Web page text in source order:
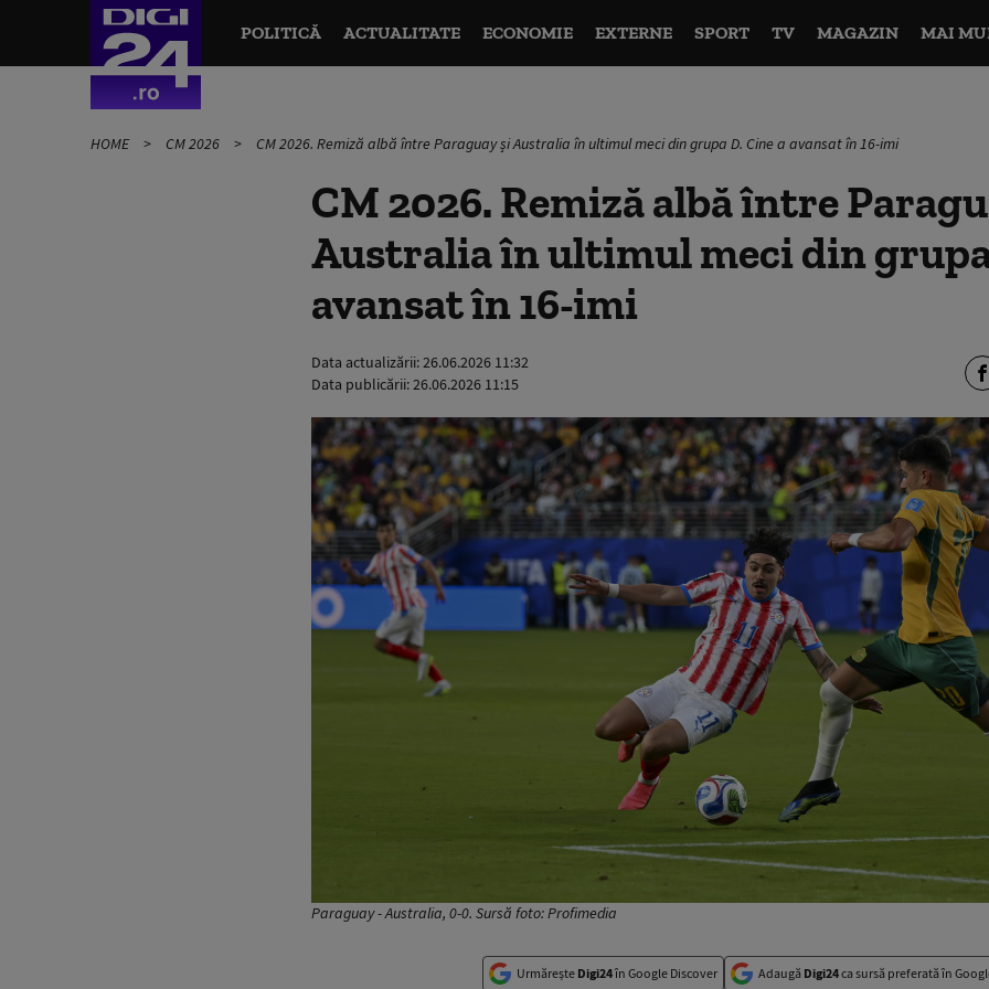
POLITICĂ ACTUALITATE ECONOMIE EXTERNE SPORT TV MAGAZIN MAI
HOME CM 2026 CM 2026. Remiză albă între Paraguay și Australia în ultimul meci din grupa D. Cine a avansat în 16-imi
CM 2026. Remiză albă între
Australia în ultimul meci din grupa
avansat în 16-imi
Data actualizării:26.06.2026 11:32
Data publicării:26.06.2026 11:15
Paraguay - Australia, 0-0. Sursă foto: Profimedia
Urmărește Digi24în Google Discover Adaugă Digi24ca sursă preferată în